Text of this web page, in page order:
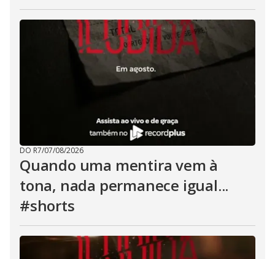
DO R7/07/08/2026
Quando uma mentira vem à
tona, nada permanece igual...
#shorts